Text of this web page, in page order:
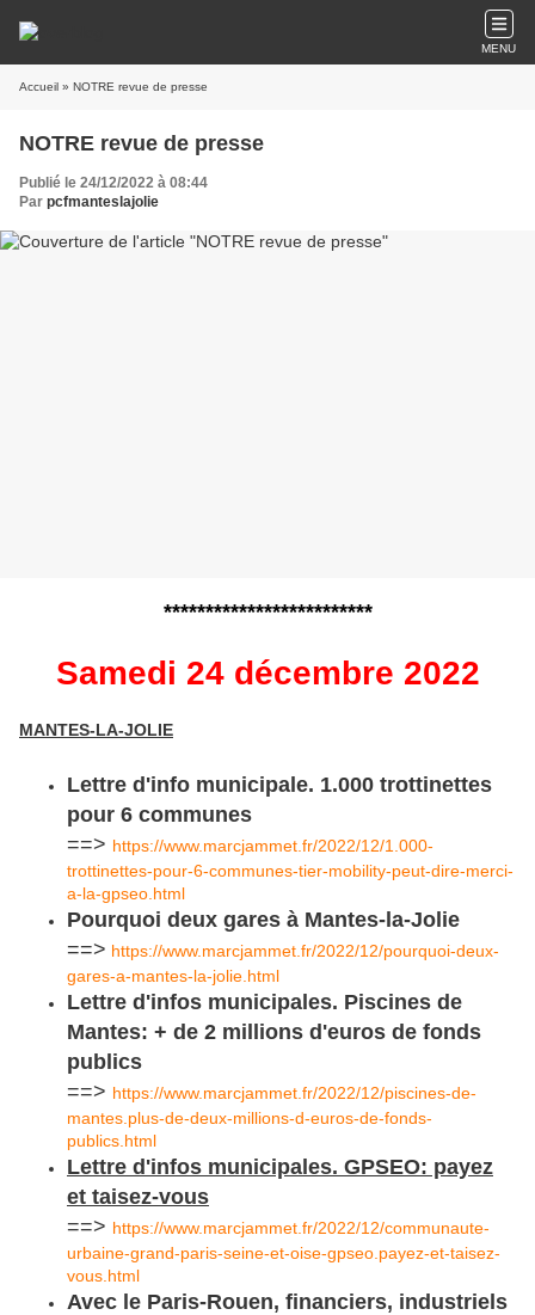
MENU
Accueil » NOTRE revue de presse
NOTRE revue de presse
Publié le 24/12/2022 à 08:44
Par pcfmanteslajolie
*************************
Samedi 24 décembre 2022
MANTES-LA-JOLIE
Lettre d'info municipale. 1.000 trottinettes
pour 6 communes
==> https://www.marcjammet.fr/2022/12/1.000-
trottinettes-pour-6-communes-tier-mobility-peut-dire-merci-
a-la-gpseo.html
Pourquoi deux gares à Mantes-la-Jolie
==> https://www.marcjammet.fr/2022/12/pourquoi-deux-
gares-a-mantes-la-jolie.html
Lettre d'infos municipales. Piscines de
Mantes: + de 2 millions d'euros de fonds
publics
==> https://www.marcjammet.fr/2022/12/piscines-de-
mantes.plus-de-deux-millions-d-euros-de-fonds-
publics.html
Lettre d'infos municipales. GPSEO: payez
et taisez-vous
==> https://www.marcjammet.fr/2022/12/communaute-
urbaine-grand-paris-seine-et-oise-gpseo.payez-et-taisez-
vous.html
Avec le Paris-Rouen, financiers, industriels